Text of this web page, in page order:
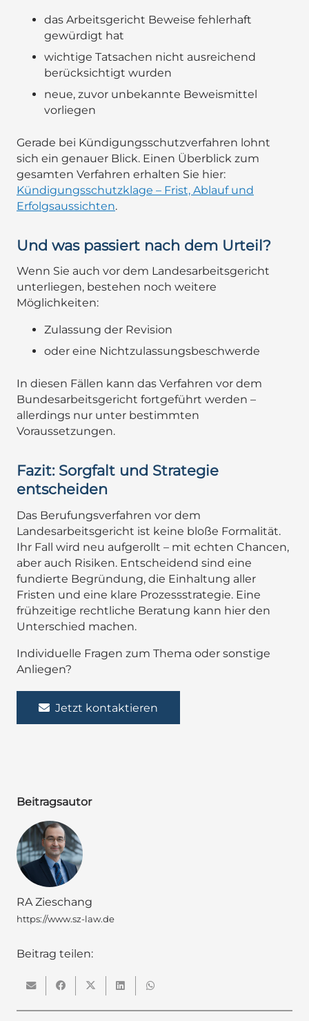
das Arbeitsgericht Beweise fehlerhaft
gewürdigt hat
wichtige Tatsachen nicht ausreichend
berücksichtigt wurden
neue, zuvor unbekannte Beweismittel
vorliegen
Gerade bei Kündigungsschutzverfahren lohnt
sich ein genauer Blick. Einen Überblick zum
gesamten Verfahren erhalten Sie hier:
Kündigungsschutzklage – Frist, Ablauf und
Erfolgsaussichten.
Und was passiert nach dem Urteil?
Wenn Sie auch vor dem Landesarbeitsgericht
unterliegen, bestehen noch weitere
Möglichkeiten:
Zulassung der Revision
oder eine Nichtzulassungsbeschwerde
In diesen Fällen kann das Verfahren vor dem
Bundesarbeitsgericht fortgeführt werden –
allerdings nur unter bestimmten
Voraussetzungen.
Fazit: Sorgfalt und Strategie
entscheiden
Das Berufungsverfahren vor dem
Landesarbeitsgericht ist keine bloße Formalität.
Ihr Fall wird neu aufgerollt – mit echten Chancen,
aber auch Risiken. Entscheidend sind eine
fundierte Begründung, die Einhaltung aller
Fristen und eine klare Prozessstrategie. Eine
frühzeitige rechtliche Beratung kann hier den
Unterschied machen.
Individuelle Fragen zum Thema oder sonstige
Anliegen?
Jetzt kontaktieren
Beitragsautor
RA Zieschang
https://www.sz-law.de
Beitrag teilen: